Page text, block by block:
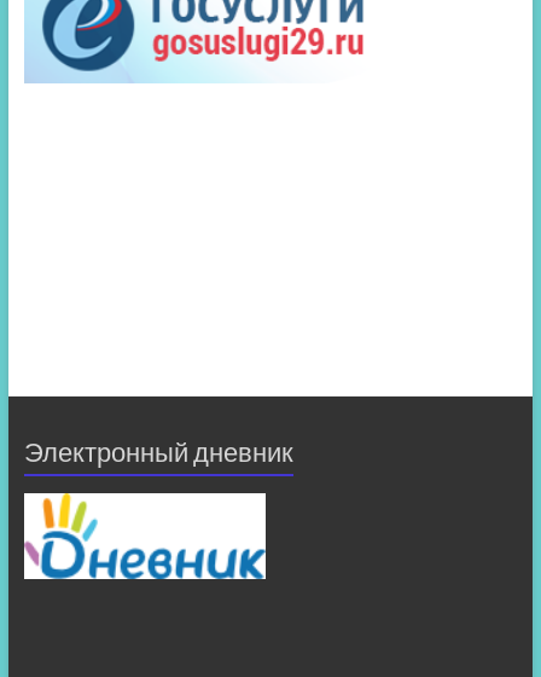
Электронный дневник